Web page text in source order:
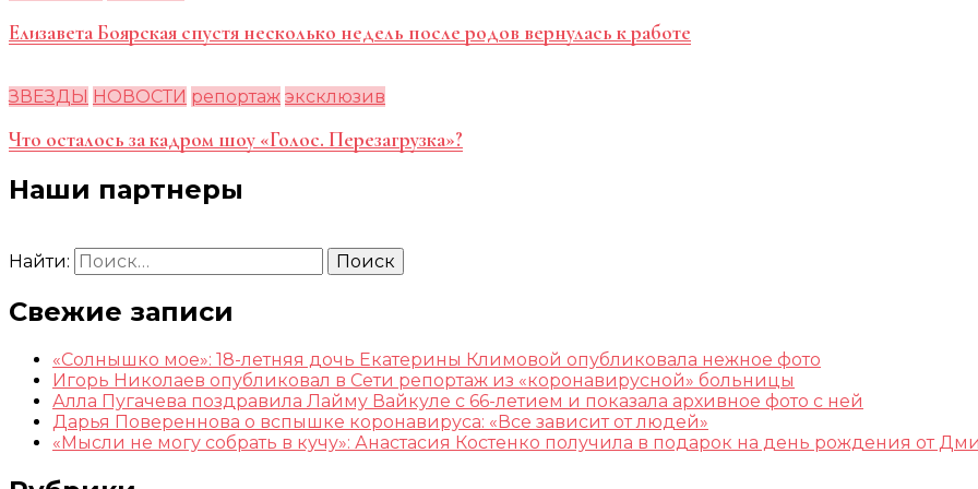
Елизавета Боярская спустя несколько недель после родов вернулась к работе
ЗВЕЗДЫ НОВОСТИ репортаж эксклюзив
Что осталось за кадром шоу «Голос. Перезагрузка»?
Наши партнеры
Найти:
Свежие записи
«Солнышко мое»: 18-летняя дочь Екатерины Климовой опубликовала нежное фото
Игорь Николаев опубликовал в Сети репортаж из «коронавирусной» больницы
Алла Пугачева поздравила Лайму Вайкуле с 66-летием и показала архивное фото с ней
Дарья Повереннова о вспышке коронавируса: «Все зависит от людей»
«Мысли не могу собрать в кучу»: Анастасия Костенко получила в подарок на день рождения от